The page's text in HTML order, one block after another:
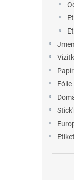
Fólie